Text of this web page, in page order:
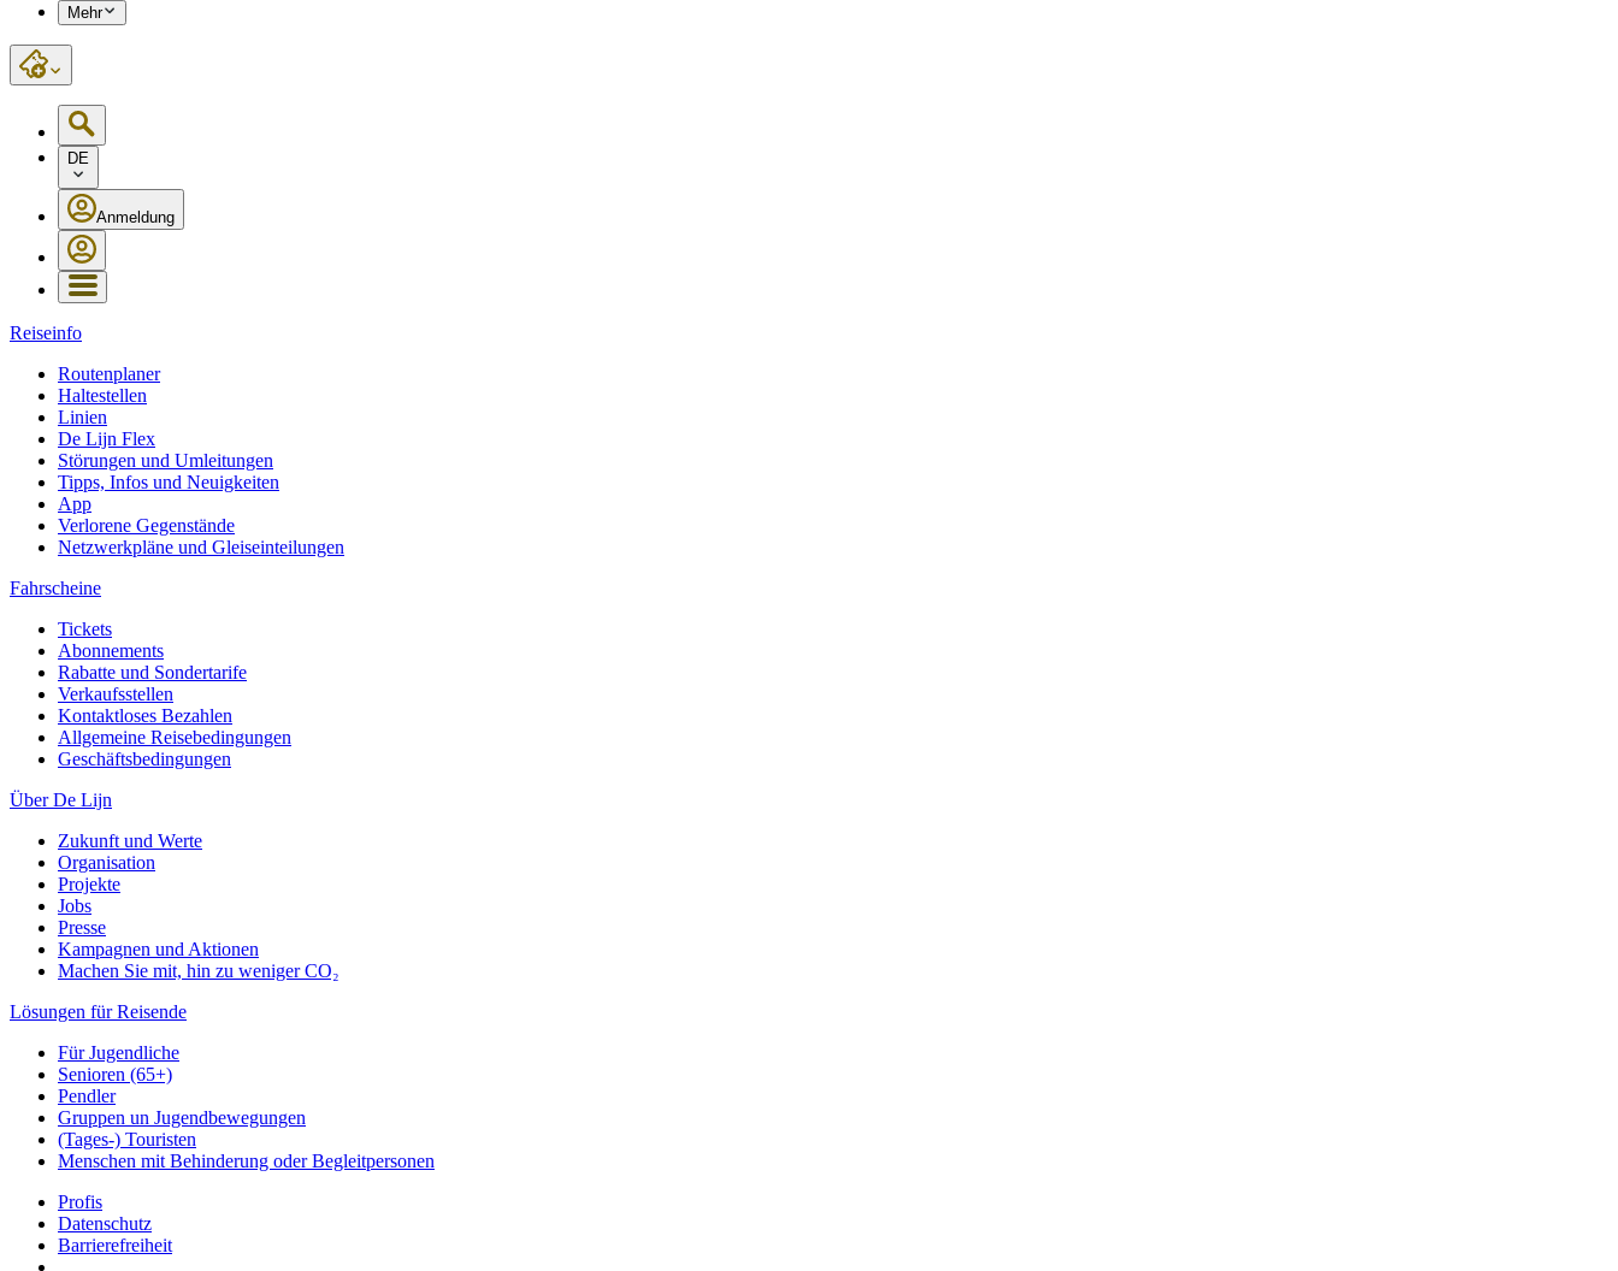
Mehr
DE
Anmeldung
Reiseinfo
Routenplaner
Haltestellen
Linien
De Lijn Flex
Störungen und Umleitungen
Tipps, Infos und Neuigkeiten
App
Verlorene Gegenstände
Netzwerkpläne und Gleiseinteilungen
Fahrscheine
Tickets
Abonnements
Rabatte und Sondertarife
Verkaufsstellen
Kontaktloses Bezahlen
Allgemeine Reisebedingungen
Geschäftsbedingungen
Über De Lijn
Zukunft und Werte
Organisation
Projekte
Jobs
Presse
Kampagnen und Aktionen
Machen Sie mit, hin zu weniger CO₂
Lösungen für Reisende
Für Jugendliche
Senioren (65+)
Pendler
Gruppen un Jugendbewegungen
(Tages-) Touristen
Menschen mit Behinderung oder Begleitpersonen
Profis
Datenschutz
Barrierefreiheit